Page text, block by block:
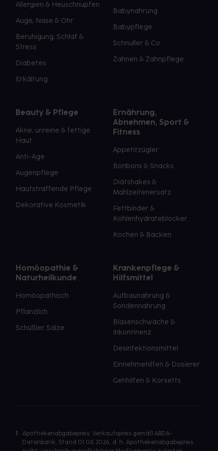
Allergien & Heuschnupfen
Auge, Nase & Ohr
Beruhigung, Schlaf &
Stress
Diabetes
Erkältung
Babynahrung
Babypflege
Schnuller & Co.
Zahnen & Zahnpflege
Beauty & Pflege
Akne, unreine & fettige
Haut
Anti-Age
Augenpflege
Hautstraffende Pflege
Dekorative Kosmetik
Ernährung,
Abnehmen, Sport &
Fitness
Appetitzügler
Bonbons & Snacks
Diätshakes &
Mahlzeitenersatz
Fettbinder &
Kohlenhydrateblocker
Kochen & Backen
Homöopathie &
Naturheilkunde
Homöopathisch
Pflanzlich
Schüßler Salze
Krankenpflege &
Hilfsmittel
Aufbaunahrung &
Sondennahrung
Blasenschwäche &
Inkontinenz
Desinfektionsmittel
Einnehmehilfen & Dosierer
Gehhilfen & Korsetts
1
Apothekenabgabepreis: Verkaufspreis gemäß ABDA-
Datenbank, Stand 01.08.2026, d. h. Apothekenabgabepreis